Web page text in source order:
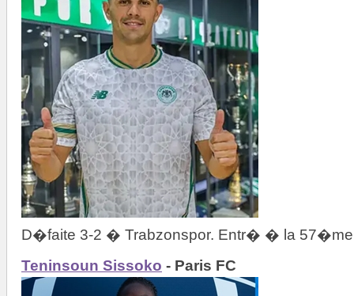
D�faite 3-2 � Trabzonspor. Entr� � la 57�me
Teninsoun Sissoko - Paris FC